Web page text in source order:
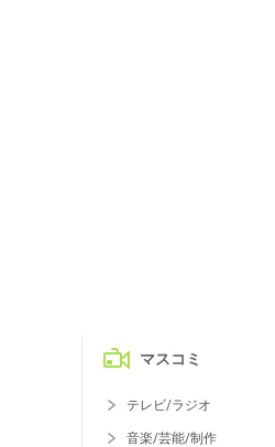
マスコミ
テレビ/ラジオ
音楽/芸能/制作